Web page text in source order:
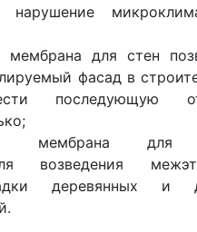
мембрана для стен
фасад в
последующую
мембрана для
возведения
деревянных и